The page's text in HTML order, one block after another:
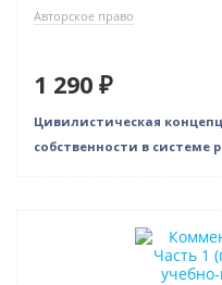
Авторское право
1 290 ₽
Цивилистическая
собственности в системе